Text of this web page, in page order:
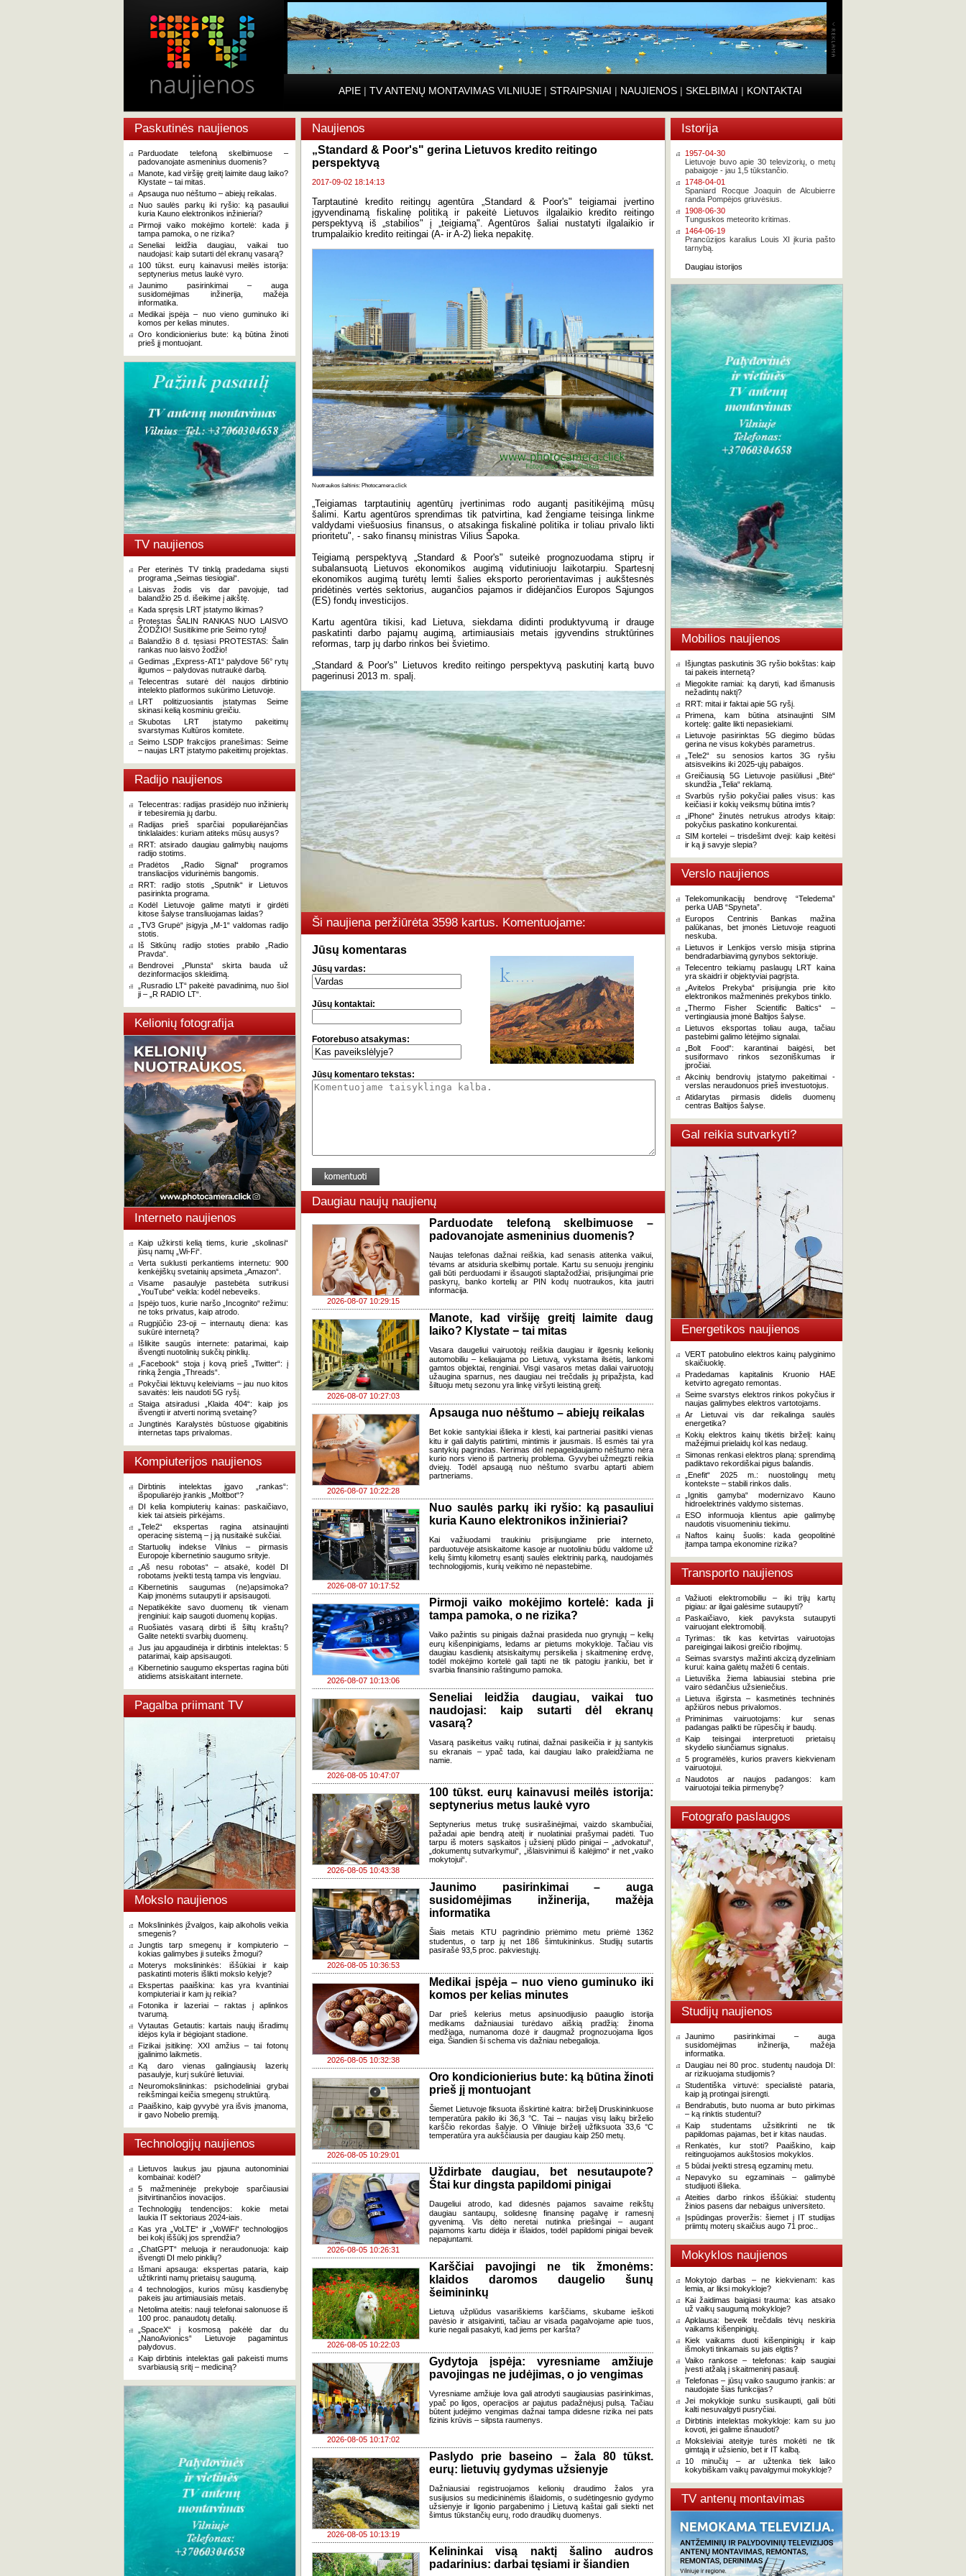
APIE | TV ANTENŲ MONTAVIMAS VILNIUJE | STRAIPSNIAI | NAUJIENOS | SKELBIMAI | KONTAKTAI
Paskutinės naujienos
Parduodate telefoną skelbimuose –
padovanojate asmeninius duomenis?
Manote, kad viršiję greitį laimite daug laiko?
Klystate − tai mitas.
Apsauga nuo nėštumo – abiejų reikalas.
Nuo saulės parkų iki ryšio: ką pasauliui
kuria Kauno elektronikos inžinieriai?
Pirmoji vaiko mokėjimo kortelė: kada ji
tampa pamoka, o ne rizika?
Seneliai leidžia daugiau, vaikai tuo
naudojasi: kaip sutarti dėl ekranų vasarą?
100 tūkst. eurų kainavusi meilės istorija:
septynerius metus laukė vyro.
Jaunimo pasirinkimai – auga
susidomėjimas inžinerija, mažėja
informatika.
Medikai įspėja – nuo vieno guminuko iki
komos per kelias minutes.
Oro kondicionierius bute: ką būtina žinoti
prieš jį montuojant.
TV naujienos
Per eterinės TV tinklą pradedama siųsti
programa „Seimas tiesiogiai“.
Laisvas žodis vis dar pavojuje, tad
balandžio 25 d. išeikime į aikštę.
Kada spręsis LRT įstatymo likimas?
Protestas ŠALIN RANKAS NUO LAISVO
ŽODŽIO! Susitikime prie Seimo rytoj!
Balandžio 8 d. tęsiasi PROTESTAS: Šalin
rankas nuo laisvo žodžio!
Gedimas „Express-AT1“ palydove 56° rytų
ilgumos – palydovas nutraukė darbą.
Telecentras sutarė dėl naujos dirbtinio
intelekto platformos sukūrimo Lietuvoje.
LRT politizuosiantis įstatymas Seime
skinasi kelią kosminiu greičiu.
Skubotas LRT įstatymo pakeitimų
svarstymas Kultūros komitete.
Seimo LSDP frakcijos pranešimas: Seime
– naujas LRT įstatymo pakeitimų projektas.
Radijo naujienos
Telecentras: radijas prasidėjo nuo inžinierių
ir tebesiremia jų darbu.
Radijas prieš sparčiai populiarėjančias
tinklalaides: kuriam atiteks mūsų ausys?
RRT: atsirado daugiau galimybių naujoms
radijo stotims.
Pradėtos „Radio Signal“ programos
transliacijos vidurinėmis bangomis.
RRT: radijo stotis „Sputnik“ ir Lietuvos
pasirinkta programa.
Kodėl Lietuvoje galime matyti ir girdėti
kitose šalyse transliuojamas laidas?
„TV3 Grupė“ įsigyja „M-1“ valdomas radijo
stotis.
Iš Sitkūnų radijo stoties prabilo „Radio
Pravda“.
Bendrovei „Plunsta“ skirta bauda už
dezinformacijos skleidimą.
„Rusradio LT“ pakeitė pavadinimą, nuo šiol
ji – „R RADIO LT“.
Kelionių fotografija
Interneto naujienos
Kaip užkirsti kelią tiems, kurie „skolinasi“
jūsų namų „Wi-Fi“.
Verta suklusti perkantiems internetu: 900
kenkėjiškų svetainių apsimeta „Amazon“.
Visame pasaulyje pastebėta sutrikusi
„YouTube“ veikla: kodėl nebeveiks.
Įspėjo tuos, kurie naršo „Incognito“ režimu:
ne toks privatus, kaip atrodo.
Rugpjūčio 23-oji – internautų diena: kas
sukūrė internetą?
Išlikite saugūs internete: patarimai, kaip
išvengti nuotolinių sukčių pinklių.
„Facebook“ stoja į kovą prieš „Twitter“: į
rinką žengia „Threads“.
Pokyčiai lėktuvų keleiviams – jau nuo kitos
savaitės: leis naudoti 5G ryšį.
Staiga atsiradusi „Klaida 404“: kaip jos
išvengti ir atverti norimą svetainę?
Jungtinės Karalystės būstuose gigabitinis
internetas taps privalomas.
Kompiuterijos naujienos
Dirbtinis intelektas įgavo „rankas“:
išpopuliarėjo įrankis „Moltbot“?
DI kelia kompiuterių kainas: paskaičiavo,
kiek tai atsieis pirkėjams.
„Tele2“ ekspertas ragina atsinaujinti
operacinę sistemą – į ją nusitaikė sukčiai.
Startuolių indekse Vilnius – pirmasis
Europoje kibernetinio saugumo srityje.
„Aš nesu robotas“ – atsakė, kodėl DI
robotams įveikti testą tampa vis lengviau.
Kibernetinis saugumas (ne)apsimoka?
Kaip įmonėms sutaupyti ir apsisaugoti.
Nepatikėkite savo duomenų tik vienam
įrenginiui: kaip saugoti duomenų kopijas.
Ruošiatės vasarą dirbti iš šiltų kraštų?
Galite netekti svarbių duomenų.
Jus jau apgaudinėja ir dirbtinis intelektas: 5
patarimai, kaip apsisaugoti.
Kibernetinio saugumo ekspertas ragina būti
atidiems atsiskaitant internete.
Pagalba priimant TV
Mokslo naujienos
Mokslininkės įžvalgos, kaip alkoholis veikia
smegenis?
Jungtis tarp smegenų ir kompiuterio –
kokias galimybes ji suteiks žmogui?
Moterys mokslininkės: iššūkiai ir kaip
paskatinti moteris išlikti mokslo kelyje?
Ekspertas paaiškina: kas yra kvantiniai
kompiuteriai ir kam jų reikia?
Fotonika ir lazeriai – raktas į aplinkos
tvarumą.
Vytautas Getautis: kartais naujų išradimų
idėjos kyla ir bėgiojant stadione.
Fizikai įsitikinę: XXI amžius – tai fotonų
įgalinimo laikmetis.
Ką daro vienas galingiausių lazerių
pasaulyje, kurį sukūrė lietuviai.
Neuromokslininkas: psichodeliniai grybai
reikšmingai keičia smegenų struktūrą.
Paaiškino, kaip gyvybė yra išvis įmanoma,
ir gavo Nobelio premiją.
Technologijų naujienos
Lietuvos laukus jau pjauna autonominiai
kombainai: kodėl?
5 mažmeninėje prekyboje sparčiausiai
įsitvirtinančios inovacijos.
Technologijų tendencijos: kokie metai
laukia IT sektoriaus 2024-iais.
Kas yra „VoLTE“ ir „VoWiFi“ technologijos
bei kokį iššūkį jos sprendžia?
„ChatGPT“ meluoja ir neraudonuoja: kaip
išvengti DI melo pinklių?
Išmani apsauga: ekspertas pataria, kaip
užtikrinti namų prietaisų saugumą.
4 technologijos, kurios mūsų kasdienybę
pakeis jau artimiausiais metais.
Netolima ateitis: nauji telefonai salonuose iš
100 proc. panaudotų detalių.
„SpaceX“ į kosmosą pakėlė dar du
„NanoAvionics“ Lietuvoje pagamintus
palydovus.
Kaip dirbtinis intelektas gali pakeisti mums
svarbiausią sritį – mediciną?
Naujienos
„Standard & Poor's" gerina Lietuvos kredito reitingo
perspektyvą
2017-09-02 18:14:13
Tarptautinė kredito reitingų agentūra „Standard & Poor's" teigiamai įvertino
įgyvendinamą fiskalinę politiką ir pakeitė Lietuvos ilgalaikio kredito reitingo
perspektyvą iš „stabilios" į „teigiamą". Agentūros šaliai nustatyti ilgalaikio ir
trumpalaikio kredito reitingai (A- ir A-2) lieka nepakitę.
Nuotraukos šaltinis: Photocamera.click
„Teigiamas tarptautinių agentūrų įvertinimas rodo augantį pasitikėjimą mūsų
šalimi. Kartu agentūros sprendimas tik patvirtina, kad žengiame teisinga linkme
valdydami viešuosius finansus, o atsakinga fiskalinė politika ir toliau privalo likti
prioritetu", - sako finansų ministras Vilius Šapoka.
Teigiamą perspektyvą „Standard & Poor's" suteikė prognozuodama stiprų ir
subalansuotą Lietuvos ekonomikos augimą vidutiniuoju laikotarpiu. Spartesnį
ekonomikos augimą turėtų lemti šalies eksporto perorientavimas į aukštesnės
pridėtinės vertės sektorius, augančios pajamos ir didėjančios Europos Sąjungos
(ES) fondų investicijos.
Kartu agentūra tikisi, kad Lietuva, siekdama didinti produktyvumą ir drauge
paskatinti darbo pajamų augimą, artimiausiais metais įgyvendins struktūrines
reformas, tarp jų darbo rinkos bei švietimo.
„Standard & Poor's" Lietuvos kredito reitingo perspektyvą paskutinį kartą buvo
pagerinusi 2013 m. spalį.
Ši naujiena peržiūrėta 3598 kartus. Komentuojame:
Jūsų komentaras
Jūsų vardas:
Jūsų kontaktai:
Fotorebuso atsakymas:
Jūsų komentaro tekstas:
Daugiau naujų naujienų
2026-08-07 10:29:15
Parduodate telefoną skelbimuose –
padovanojate asmeninius duomenis?
Naujas telefonas dažnai reiškia, kad senasis atitenka vaikui,
tėvams ar atsiduria skelbimų portale. Kartu su senuoju įrenginiu
gali būti perduodami ir išsaugoti slaptažodžiai, prisijungimai prie
paskyrų, banko kortelių ar PIN kodų nuotraukos, kita jautri
informacija.
2026-08-07 10:27:03
Manote, kad viršiję greitį laimite daug
laiko? Klystate − tai mitas
Vasara daugeliui vairuotojų reiškia daugiau ir ilgesnių kelionių
automobiliu – keliaujama po Lietuvą, vykstama ilsėtis, lankomi
gamtos objektai, renginiai. Visgi vasaros metas daliai vairuotojų
užaugina sparnus, nes daugiau nei trečdalis jų pripažįsta, kad
šiltuoju metų sezonu yra linkę viršyti leistiną greitį.
2026-08-07 10:22:28
Apsauga nuo nėštumo – abiejų reikalas
Bet kokie santykiai išlieka ir klesti, kai partneriai pasitiki vienas
kitu ir gali dalytis patirtimi, mintimis ir jausmais. Iš esmės tai yra
santykių pagrindas. Nerimas dėl nepageidaujamo nėštumo nėra
kurio nors vieno iš partnerių problema. Gyvybei užmegzti reikia
dviejų. Todėl apsaugą nuo nėštumo svarbu aptarti abiem
partneriams.
2026-08-07 10:17:52
Nuo saulės parkų iki ryšio: ką pasauliui
kuria Kauno elektronikos inžinieriai?
Kai važiuodami traukiniu prisijungiame prie interneto,
parduotuvėje atsiskaitome kasoje ar nuotoliniu būdu valdome už
kelių šimtų kilometrų esantį saulės elektrinių parką, naudojamės
technologijomis, kurių veikimo nė nepastebime.
2026-08-07 10:13:06
Pirmoji vaiko mokėjimo kortelė: kada ji
tampa pamoka, o ne rizika?
Vaiko pažintis su pinigais dažnai prasideda nuo grynųjų – kelių
eurų kišenpinigiams, ledams ar pietums mokykloje. Tačiau vis
daugiau kasdienių atsiskaitymų persikelia į skaitmeninę erdvę,
todėl mokėjimo kortelė gali tapti ne tik patogiu įrankiu, bet ir
svarbia finansinio raštingumo pamoka.
2026-08-05 10:47:07
Seneliai leidžia daugiau, vaikai tuo
naudojasi: kaip sutarti dėl ekranų
vasarą?
Vasarą pasikeitus vaikų rutinai, dažnai pasikeičia ir jų santykis
su ekranais – ypač tada, kai daugiau laiko praleidžiama ne
namie.
2026-08-05 10:43:38
100 tūkst. eurų kainavusi meilės istorija:
septynerius metus laukė vyro
Septynerius metus trukę susirašinėjimai, vaizdo skambučiai,
pažadai apie bendrą ateitį ir nuolatiniai prašymai padėti. Tuo
tarpu iš moters sąskaitos į užsienį plūdo pinigai – „advokatui“,
„dokumentų sutvarkymui“, „išlaisvinimui iš kalėjimo“ ir net „vaiko
mokytojui“.
2026-08-05 10:36:53
Jaunimo pasirinkimai – auga
susidomėjimas inžinerija, mažėja
informatika
Šiais metais KTU pagrindinio priėmimo metu priėmė 1362
studentus, o tarp jų net 186 šimtukininkus. Studijų sutartis
pasirašė 93,5 proc. pakviestųjų.
2026-08-05 10:32:38
Medikai įspėja – nuo vieno guminuko iki
komos per kelias minutes
Dar prieš kelerius metus apsinuodijusio paauglio istorija
medikams dažniausiai turėdavo aiškią pradžią: žinoma
medžiaga, numanoma dozė ir daugmaž prognozuojama ligos
eiga. Šiandien ši schema vis dažniau nebegalioja.
2026-08-05 10:29:01
Oro kondicionierius bute: ką būtina žinoti
prieš jį montuojant
Šiemet Lietuvoje fiksuota išskirtinė kaitra: birželį Druskininkuose
temperatūra pakilo iki 36,3 °C. Tai – naujas visų laikų birželio
karščio rekordas šalyje. O Vilniuje birželį užfiksuota 33,6 °C
temperatūra yra aukščiausia per daugiau kaip 250 metų.
2026-08-05 10:26:31
Uždirbate daugiau, bet nesutaupote?
Štai kur dingsta papildomi pinigai
Daugeliui atrodo, kad didesnės pajamos savaime reikštų
daugiau santaupų, solidesnę finansinę pagalvę ir ramesnį
gyvenimą. Vis dėlto neretai nutinka priešingai – augant
pajamoms kartu didėja ir išlaidos, todėl papildomi pinigai beveik
nepajuntami.
2026-08-05 10:22:03
Karščiai pavojingi ne tik žmonėms:
klaidos daromos daugelio šunų
šeimininkų
Lietuvą užplūdus vasariškiems karščiams, skubame ieškoti
pavėsio ir atsigaivinti, tačiau ar visada pagalvojame apie tuos,
kurie negali pasakyti, kad jiems per karšta?
2026-08-05 10:17:02
Gydytoja įspėja: vyresniame amžiuje
pavojingas ne judėjimas, o jo vengimas
Vyresniame amžiuje lova gali atrodyti saugiausias pasirinkimas,
ypač po ligos, operacijos ar pajutus padažnėjusį pulsą. Tačiau
būtent judėjimo vengimas dažnai tampa didesne rizika nei pats
fizinis krūvis – silpsta raumenys.
2026-08-05 10:13:19
Paslydo prie baseino – žala 80 tūkst.
eurų: lietuvių gydymas užsienyje
Dažniausiai registruojamos kelionių draudimo žalos yra
susijusios su medicininėmis išlaidomis, o sudėtingesnio gydymo
užsienyje ir ligonio pargabenimo į Lietuvą kaštai gali siekti net
šimtus tūkstančių eurų, rodo draudikų duomenys.
Kelininkai visą naktį šalino audros
padarinius: darbai tęsiami ir šiandien
Istorija
1957-04-30
Lietuvoje buvo apie 30 televizorių, o metų
pabaigoje - jau 1,5 tūkstančio.
1748-04-01
Spaniard Rocque Joaquin de Alcubierre
randa Pompėjos griuvėsius.
1908-06-30
Tunguskos meteorito kritimas.
1464-06-19
Prancūzijos karalius Louis XI įkuria pašto
tarnybą.
Daugiau istorijos
Mobilios naujienos
Išjungtas paskutinis 3G ryšio bokštas: kaip
tai pakeis internetą?
Miegokite ramiai: ką daryti, kad išmanusis
nežadintų naktį?
RRT: mitai ir faktai apie 5G ryšį.
Primena, kam būtina atsinaujinti SIM
kortelę: galite likti nepasiekiami.
Lietuvoje pasirinktas 5G diegimo būdas
gerina ne visus kokybės parametrus.
„Tele2“ su senosios kartos 3G ryšiu
atsisveikins iki 2025-ųjų pabaigos.
Greičiausią 5G Lietuvoje pasiūliusi „Bitė“
skundžia „Telia“ reklamą.
Svarbūs ryšio pokyčiai palies visus: kas
keičiasi ir kokių veiksmų būtina imtis?
„iPhone“ žinutės netrukus atrodys kitaip:
pokyčius paskatino konkurentai.
SIM kortelei – trisdešimt dveji: kaip keitėsi
ir ką ji savyje slepia?
Verslo naujienos
Telekomunikacijų bendrovę “Teledema”
perka UAB “Spyneta”.
Europos Centrinis Bankas mažina
palūkanas, bet įmonės Lietuvoje reaguoti
neskuba.
Lietuvos ir Lenkijos verslo misija stiprina
bendradarbiavimą gynybos sektoriuje.
Telecentro teikiamų paslaugų LRT kaina
yra skaidri ir objektyviai pagrįsta.
„Avitelos Prekyba“ prisijungia prie kito
elektronikos mažmeninės prekybos tinklo.
„Thermo Fisher Scientific Baltics“ –
vertingiausia įmonė Baltijos šalyse.
Lietuvos eksportas toliau auga, tačiau
pastebimi galimo lėtėjimo signalai.
„Bolt Food“: karantinai baigėsi, bet
susiformavo rinkos sezoniškumas ir
įpročiai.
Akcinių bendrovių įstatymo pakeitimai -
verslas neraudonuos prieš investuotojus.
Atidarytas pirmasis didelis duomenų
centras Baltijos šalyse.
Gal reikia sutvarkyti?
Energetikos naujienos
VERT patobulino elektros kainų palyginimo
skaičiuoklę.
Pradedamas kapitalinis Kruonio HAE
ketvirto agregato remontas.
Seime svarstys elektros rinkos pokyčius ir
naujas galimybes elektros vartotojams.
Ar Lietuvai vis dar reikalinga saulės
energetika?
Kokių elektros kainų tikėtis birželį: kainų
mažėjimui prielaidų kol kas nedaug.
Simonas renkasi elektros planą: sprendimą
padiktavo rekordiškai pigus balandis.
„Enefit“ 2025 m.: nuostolingų metų
kontekste – stabili rinkos dalis.
„Ignitis gamyba“ modernizavo Kauno
hidroelektrinės valdymo sistemas.
ESO informuoja klientus apie galimybę
naudotis visuomeniniu tiekimu.
Naftos kainų šuolis: kada geopolitinė
įtampa tampa ekonomine rizika?
Transporto naujienos
Važiuoti elektromobiliu – iki trijų kartų
pigiau: ar ilgai galėsime sutaupyti?
Paskaičiavo, kiek pavyksta sutaupyti
vairuojant elektromobilį.
Tyrimas: tik kas ketvirtas vairuotojas
pareigingai laikosi greičio ribojimų.
Seimas svarstys mažinti akcizą dyzeliniam
kurui: kaina galėtų mažėti 6 centais.
Lietuviška žiema labiausiai stebina prie
vairo sėdančius užsieniečius.
Lietuva išgirsta – kasmetinės techninės
apžiūros nebus privalomos.
Priminimas vairuotojams: kur senas
padangas palikti be rūpesčių ir baudų.
Kaip teisingai interpretuoti prietaisų
skydelio siunčiamus signalus.
5 programėlės, kurios pravers kiekvienam
vairuotojui.
Naudotos ar naujos padangos: kam
vairuotojai teikia pirmenybę?
Fotografo paslaugos
Studijų naujienos
Jaunimo pasirinkimai – auga
susidomėjimas inžinerija, mažėja
informatika.
Daugiau nei 80 proc. studentų naudoja DI:
ar rizikuojama studijomis?
Studentiška virtuvė: specialistė pataria,
kaip ją protingai įsirengti.
Bendrabutis, buto nuoma ar buto pirkimas
– ką rinktis studentui?
Kaip studentams užsitikrinti ne tik
papildomas pajamas, bet ir kitas naudas.
Renkatės, kur stoti? Paaiškino, kaip
reitinguojamos aukštosios mokyklos.
5 būdai įveikti stresą egzaminų metu.
Nepavyko su egzaminais – galimybė
studijuoti išlieka.
Ateities darbo rinkos iššūkiai: studentų
žinios pasens dar nebaigus universiteto.
Įspūdingas proveržis: šiemet į IT studijas
priimtų moterų skaičius augo 71 proc..
Mokyklos naujienos
Mokytojo darbas – ne kiekvienam: kas
lemia, ar liksi mokykloje?
Kai žaidimas baigiasi trauma: kas atsako
už vaikų saugumą mokykloje?
Apklausa: beveik trečdalis tėvų neskiria
vaikams kišenpinigių.
Kiek vaikams duoti kišenpinigių ir kaip
išmokyti tinkamais su jais elgtis?
Vaiko rankose – telefonas: kaip saugiai
įvesti atžalą į skaitmeninį pasaulį.
Telefonas – jūsų vaiko saugumo įrankis: ar
naudojate šias funkcijas?
Jei mokykloje sunku susikaupti, gali būti
kalti nesuvalgyti pusryčiai.
Dirbtinis intelektas mokykloje: kam su juo
kovoti, jei galime išnaudoti?
Moksleiviai ateityje turės mokėti ne tik
gimtąją ir užsienio, bet ir IT kalbą.
10 minučių – ar užtenka tiek laiko
kokybiškam vaikų pavalgymui mokykloje?
TV antenų montavimas